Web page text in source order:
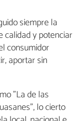
siempre la
calidad y potenciar
consumidor
aportar sin
"La de las
lo cierto